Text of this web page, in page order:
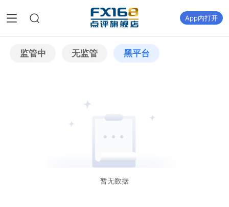
App内打开
监管中 无监管 黑平台
暂无数据